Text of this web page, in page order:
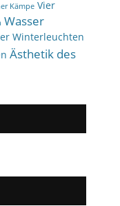
Kämpe Vier
Wasser
Winterleuchten
Ästhetik des